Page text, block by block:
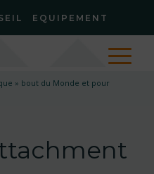
EQUIPEMENT
» bout du Monde et pour